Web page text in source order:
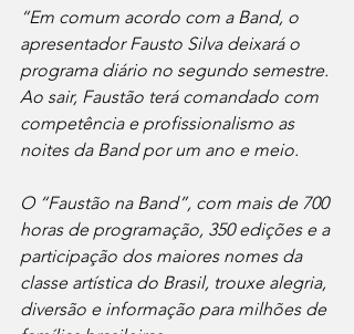
“Em comum acordo com a Band, o
apresentador Fausto Silva deixará o
programa diário no segundo semestre.
Ao sair, Faustão terá comandado com
competência e profissionalismo as
noites da Band por um ano e meio.
O “Faustão na Band”, com mais de 700
horas de programação, 350 edições e a
participação dos maiores nomes da
classe artística do Brasil, trouxe alegria,
diversão e informação para milhões de